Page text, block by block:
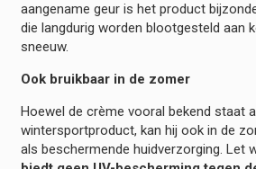
aangename geur is het product
die langdurig worden blootgesteld aan
sneeuw.
Ook bruikbaar in de zomer
Hoewel de crème vooral bekend staat
wintersportproduct, kan hij ook in de
als beschermende huidverzorging. Let